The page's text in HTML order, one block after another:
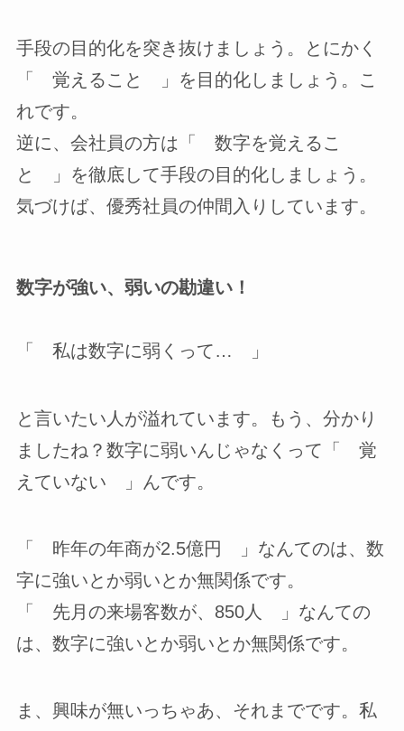
手段の目的化を突き抜けましょう。とにかく
「 覚えること 」を目的化しましょう。こ
れです。
逆に、会社員の方は「 数字を覚えるこ
と 」を徹底して手段の目的化しましょう。
気づけば、優秀社員の仲間入りしています。
数字が強い、弱いの勘違い！
「 私は数字に弱くって… 」
と言いたい人が溢れています。もう、分かり
ましたね？数字に弱いんじゃなくって「 覚
えていない 」んです。
「 昨年の年商が2.5億円 」なんてのは、数
字に強いとか弱いとか無関係です。
「 先月の来場客数が、850人 」なんての
は、数字に強いとか弱いとか無関係です。
ま、興味が無いっちゃあ、それまでです。私